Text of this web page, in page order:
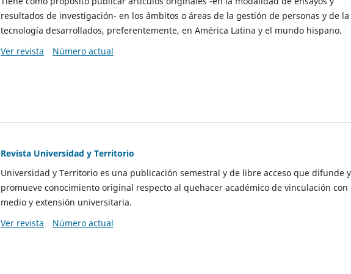
resultados de investigación- en los ámbitos o áreas de la gestión de personas y de la
tecnología desarrollados, preferentemente, en América Latina y el mundo hispano.
Ver revista
Número actual
Revista Universidad y Territorio
Universidad y Territorio es una publicación semestral y de libre acceso que difunde y
promueve conocimiento original respecto al quehacer académico de vinculación con
medio y extensión universitaria.
Ver revista
Número actual